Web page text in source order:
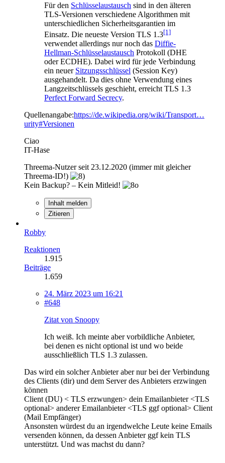
Für den Schlüsselaustausch sind in den älteren
TLS-Versionen verschiedene Algorithmen mit
unterschiedlichen Sicherheitsgarantien im
Einsatz. Die neueste Version TLS 1.3[1]
verwendet allerdings nur noch das Diffie-
Hellman-Schlüsselaustausch Protokoll (DHE
oder ECDHE). Dabei wird für jede Verbindung
ein neuer Sitzungsschlüssel (Session Key)
ausgehandelt. Da dies ohne Verwendung eines
Langzeitschlüssels geschieht, erreicht TLS 1.3
Perfect Forward Secrecy.
Quellenangabe:https://de.wikipedia.org/wiki/Transport…
urity#Versionen
Ciao
IT-Hase
Threema-Nutzer seit 23.12.2020 (immer mit gleicher
Threema-ID!)
Kein Backup? – Kein Mitleid!
Inhalt melden
Zitieren
Robby
Reaktionen
1.915
Beiträge
1.659
24. März 2023 um 16:21
#648
Zitat von Snoopy
Ich weiß. Ich meinte aber vorbildliche Anbieter,
bei denen es nicht optional ist und wo beide
ausschließlich TLS 1.3 zulassen.
Das wird ein solcher Anbieter aber nur bei der Verbindung
des Clients (dir) und dem Server des Anbieters erzwingen
können
Client (DU) < TLS erzwungen> dein Emailanbieter <TLS
optional> anderer Emailanbieter <TLS ggf optional> Client
(Mail Empfänger)
Ansonsten würdest du an irgendwelche Leute keine Emails
versenden können, da dessen Anbieter ggf kein TLS
unterstützt. Und was machst du dann?